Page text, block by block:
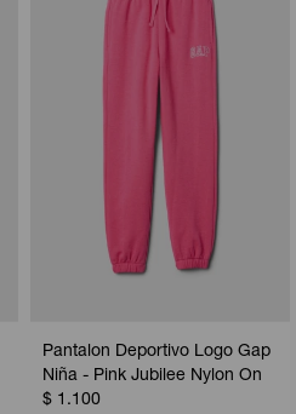
Pantalon Deportivo Logo Gap
Niña - Pink Jubilee Nylon On
$ 1.100